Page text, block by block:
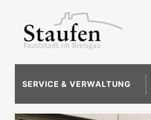
SERVICE & VERWALTUNG